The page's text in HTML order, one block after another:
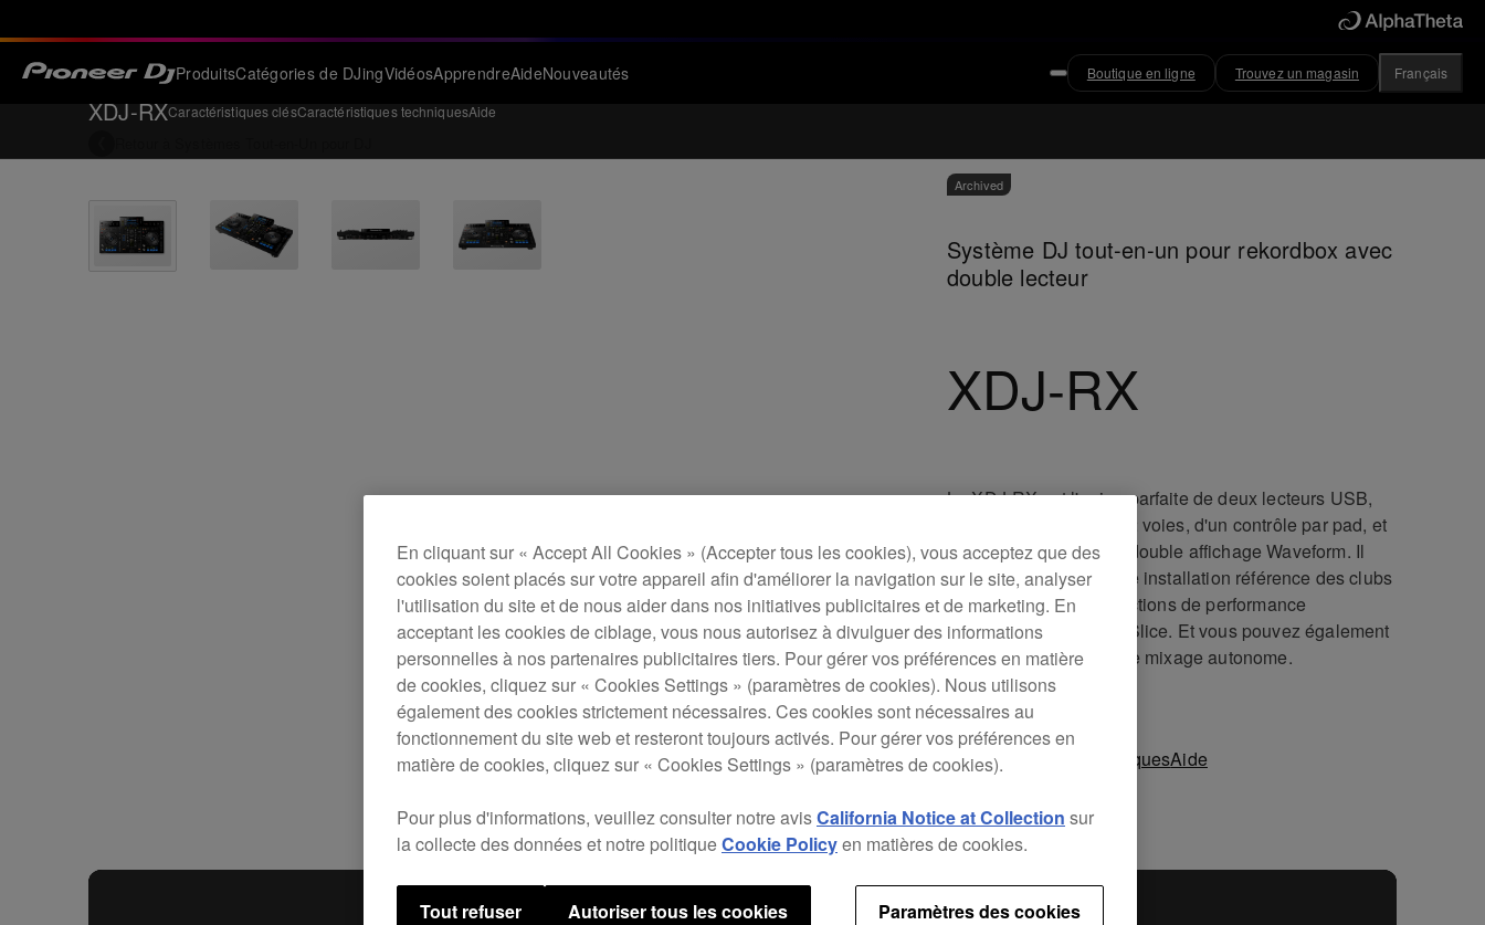
ProduitsCatégories de DJingVidéosApprendreAideNouveautés Boutique en ligne Trouvez un magasin Français
XDJ-RXCaractéristiques clésCaractéristiques techniquesAide
Archived
Système DJ tout-en-un pour rekordbox avec
double lecteur
XDJ-RX
Le XDJ-RX est l'union parfaite de deux lecteurs USB,
d'une table de mixage 2 voies, d'un contrôle par pad, et
d'un grand écran avec double affichage Waveform. Il
hérite de l'ADN de notre installation référence des clubs
pour vous offrir des fonctions de performance
puissantes, dont Loop Slice. Et vous pouvez également
l'utiliser comme table de mixage autonome.
Caractéristiques techniquesAide
En cliquant sur « Accept All Cookies » (Accepter tous les cookies), vous acceptez que des
cookies soient placés sur votre appareil afin d'améliorer la navigation sur le site, analyser
l'utilisation du site et de nous aider dans nos initiatives publicitaires et de marketing. En
acceptant les cookies de ciblage, vous nous autorisez à divulguer des informations
personnelles à nos partenaires publicitaires tiers. Pour gérer vos préférences en matière
de cookies, cliquez sur « Cookies Settings » (paramètres de cookies). Nous utilisons
également des cookies strictement nécessaires. Ces cookies sont nécessaires au
fonctionnement du site web et resteront toujours activés. Pour gérer vos préférences en
matière de cookies, cliquez sur « Cookies Settings » (paramètres de cookies).
Pour plus d'informations, veuillez consulter notre avisCalifornia Notice at Collection sur
la collecte des données et notre politiqueCookie Policyen matières de cookies.
Paramètres des cookies
Tout refuser Autoriser tous les cookies